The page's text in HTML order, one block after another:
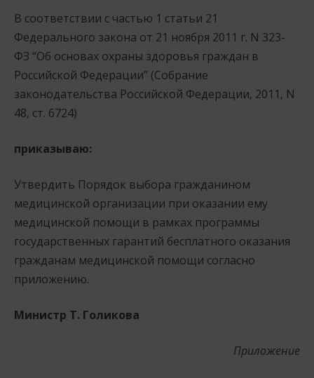
В соответствии с частью 1 статьи 21
Федерального закона от 21 ноября 2011 г. N 323-
ФЗ “Об основах охраны здоровья граждан в
Российской Федерации” (Собрание
законодательства Российской Федерации, 2011, N
48, ст. 6724)
приказываю:
Утвердить Порядок выбора гражданином
медицинской организации при оказании ему
медицинской помощи в рамках программы
государственных гарантий бесплатного оказания
гражданам медицинской помощи согласно
приложению.
Министр Т. Голикова
Приложение